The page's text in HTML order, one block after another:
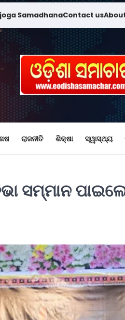
SamadhanaContact us
ରାଜନୀତି ଶିକ୍ଷା ସ୍ୱାସ୍ଥ୍ୟ
ସମ୍ମାନ